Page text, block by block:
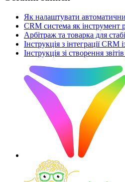
Як налаштувати
CRM система як інструмент
Арбітраж та товарка для
Інструкція з інтеграції CRM
Інструкція зі створення